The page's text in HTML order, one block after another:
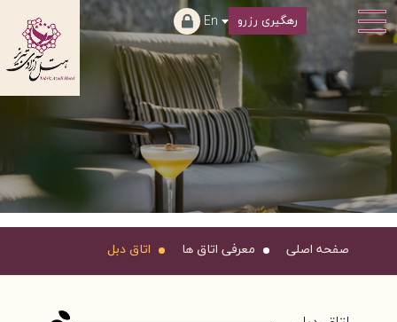
En رهگیری رزرو
صفحه اصلی معرفی اتاق ها اتاق دبل